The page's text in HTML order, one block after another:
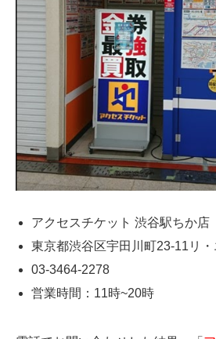
アクセスチケット 渋谷駅ちか店
東京都渋谷区宇田川町23-11リ
03-3464-2278
営業時間：11時~20時